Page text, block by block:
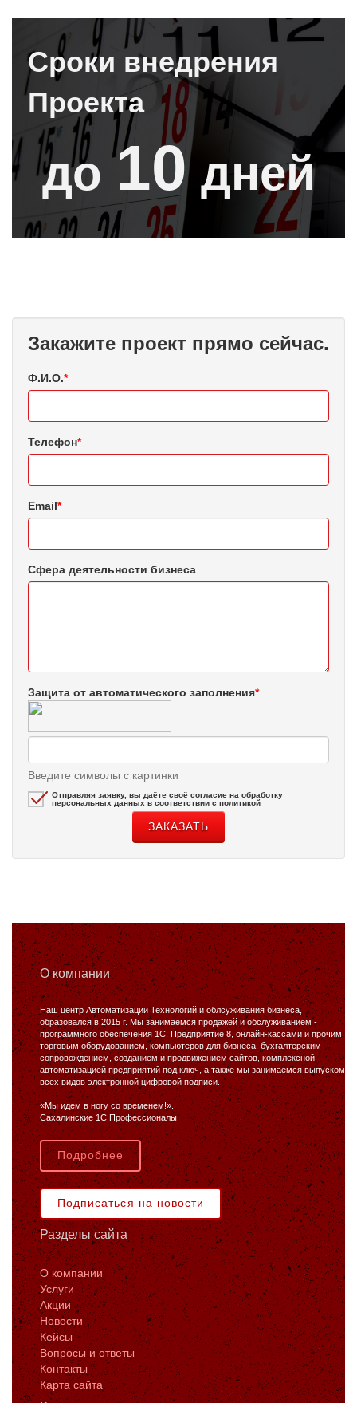
Сроки внедрения
Проекта
до10дней
Закажите проект прямо сейчас.
Ф.И.О.*
Телефон*
Email*
Сфера деятельности бизнеса
Защита от автоматического заполнения*
Введите символы с картинки
Отправляя заявку, вы даёте своё согласие на обработку
персональных данных в соответствии с политикой
О компании
Наш центр Автоматизации Технологий и облсуживания бизнеса,
образовался в 2015 г. Мы занимаемся продажей и обслуживанием -
программного обеспечения 1С: Предприятие 8, онлайн-кассами и прочим
торговым оборудованием, компьютеров для бизнеса, бухгалтерским
сопровождением, созданием и продвижением сайтов, комплексной
автоматизацией предприятий под ключ, а также мы занимаемся выпуском
всех видов электронной цифровой подписи.
«Мы идем в ногу со временем!».
Сахалинские 1С Профессионалы
Подробнее
Подписаться на новости
Разделы сайта
О компании
Услуги
Акции
Новости
Кейсы
Вопросы и ответы
Контакты
Карта сайта